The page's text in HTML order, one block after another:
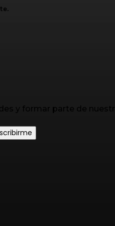
y formar parte de